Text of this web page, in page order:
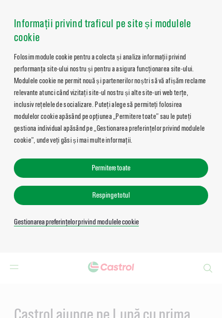
Informații privind traficul pe site și modulele
cookie
Folosim module cookie pentru a colecta și analiza informații privind
performanța site-ului nostru și pentru a asigura funcționarea site-ului.
Modulele cookie ne permit nouă și partenerilor noștri să vă afișăm reclame
relevante atunci când vizitați site-ul nostru și alte site-uri web terțe,
inclusiv rețelele de socializare. Puteți alege să permiteți folosirea
modulelor cookie apăsând pe opțiunea „Permitere toate” sau le puteți
gestiona individual apăsând pe „Gestionarea preferințelor privind modulele
cookie”, unde veți găsi și mai multe informații.
Permitere toate
Respinge totul
Gestionarea preferințelor privind modulele cookie
Castrol ajunge pe Lună cu prima